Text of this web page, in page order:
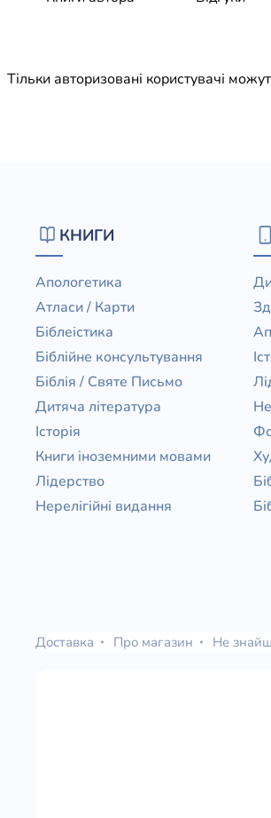
Тільки авторизовані користувачі
КНИГИ
Апологетика
Атласи / Карти
Біблеістика
Біблійне консультування
Біблія / Святе Письмо
Дитяча література
Історія
Книги іноземними мовами
Лідерство
Нерелігійні видання
Доставка Про магазин Не